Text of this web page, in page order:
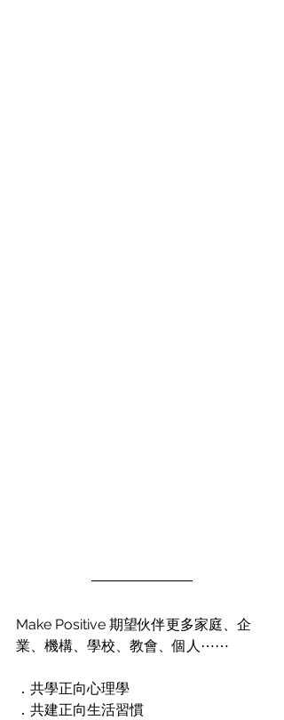
Make Positive 期望伙伴更多家庭、企
業、機構、學校、教會、個人⋯⋯
．共學正向心理學
．共建正向生活習慣